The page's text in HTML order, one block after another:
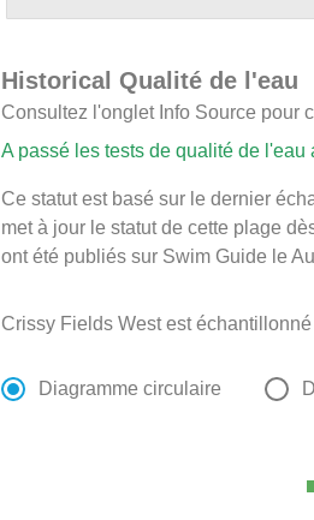
Historical Qualité de l'eau
Consultez l'onglet Info Source pour
A passé les tests de qualité de l'eau
Ce statut est basé sur le dernier
met à jour le statut de cette plage
ont été publiés sur Swim Guide le
Crissy Fields West est
Diagramme circulaire